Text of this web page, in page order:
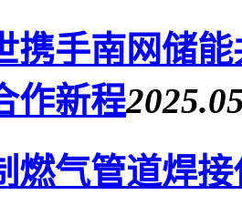
携手南网储
作新程
燃气管道焊接